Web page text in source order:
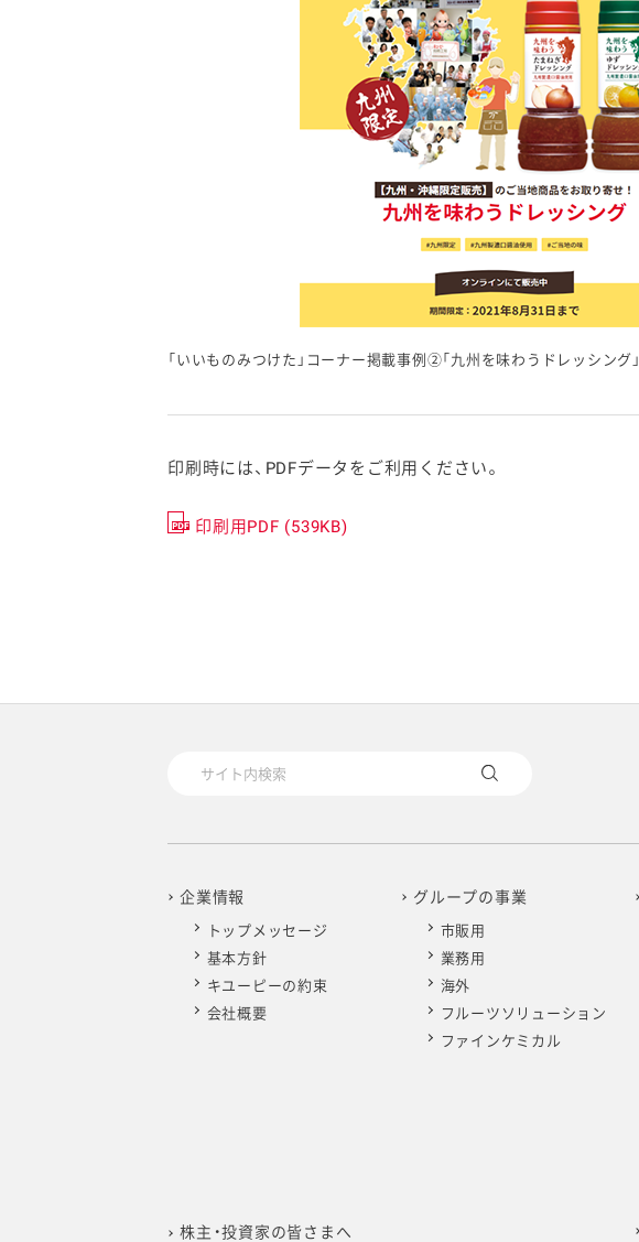
「いいものみつけた」コーナー掲載事例②「九州を味わうドレッシング」
印刷時には、PDFデータをご利用ください。
印刷用PDF (539KB)
企業情報
トップメッセージ
基本方針
キユーピーの約束
会社概要
グループの事業
市販用
業務用
海外
フルーツソリューション
ファインケミカル
株主・投資家の皆さまへ